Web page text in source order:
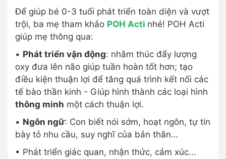
Để giúp bé 0-3 tuổi phát triển toàn diện và vượt
trội, ba mẹ tham khảo POH Acti nhé! POH Acti
giúp mẹ thông qua:
• Phát triển vận động: nhằm thúc đẩy lượng
oxy đưa lên não giúp tuần hoàn tốt hơn; tạo
điều kiện thuận lợi để tăng quá trình kết nối các
tế bào thần kinh - Giúp hình thành các loại hình
thông minh một cách thuận lợi.
• Ngôn ngữ: Con biết nói sớm, hoạt ngôn, tự tin
bày tỏ nhu cầu, suy nghĩ của bản thân…
• Phát triển giác quan, nhận thức, cảm xúc...